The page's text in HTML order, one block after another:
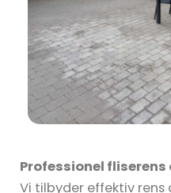
Professionel
Vi tilbyder effektiv